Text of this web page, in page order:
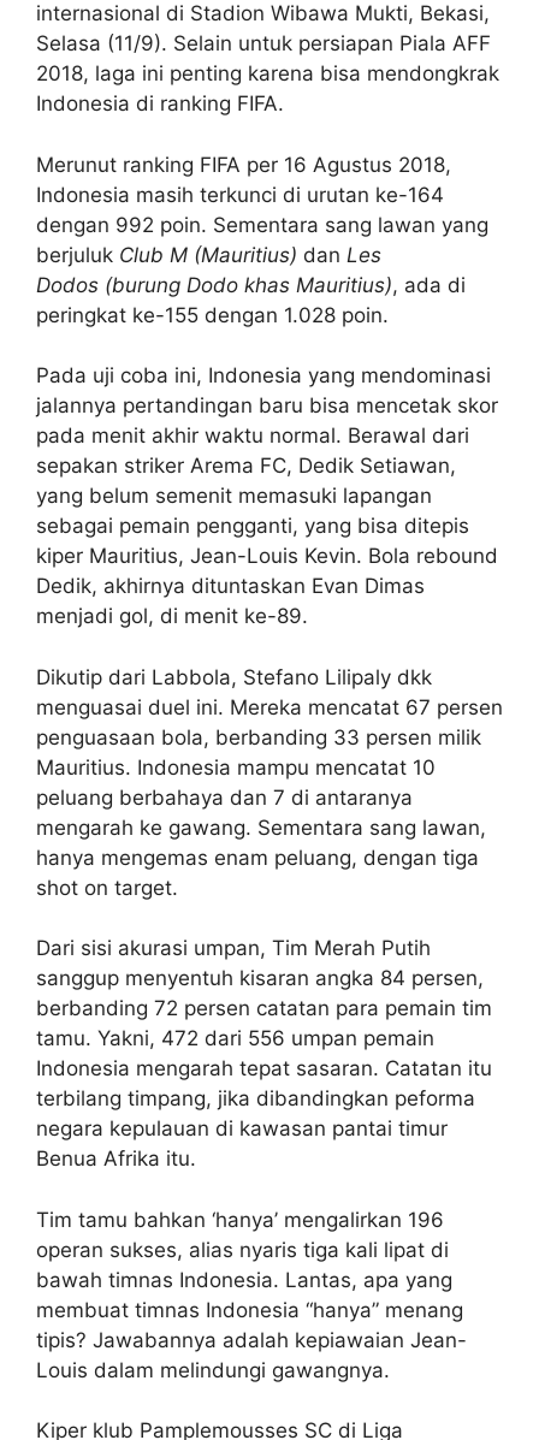
internasional di Stadion Wibawa Mukti, Bekasi,
Selasa (11/9). Selain untuk persiapan Piala AFF
2018, laga ini penting karena bisa mendongkrak
Indonesia di ranking FIFA.
Merunut ranking FIFA per 16 Agustus 2018,
Indonesia masih terkunci di urutan ke-164
dengan 992 poin. Sementara sang lawan yang
berjuluk Club M (Mauritius) dan Les
Dodos (burung Dodo khas Mauritius), ada di
peringkat ke-155 dengan 1.028 poin.
Pada uji coba ini, Indonesia yang mendominasi
jalannya pertandingan baru bisa mencetak skor
pada menit akhir waktu normal. Berawal dari
sepakan striker Arema FC, Dedik Setiawan,
yang belum semenit memasuki lapangan
sebagai pemain pengganti, yang bisa ditepis
kiper Mauritius, Jean-Louis Kevin. Bola rebound
Dedik, akhirnya dituntaskan Evan Dimas
menjadi gol, di menit ke-89.
Dikutip dari Labbola, Stefano Lilipaly dkk
menguasai duel ini. Mereka mencatat 67 persen
penguasaan bola, berbanding 33 persen milik
Mauritius. Indonesia mampu mencatat 10
peluang berbahaya dan 7 di antaranya
mengarah ke gawang. Sementara sang lawan,
hanya mengemas enam peluang, dengan tiga
shot on target.
Dari sisi akurasi umpan, Tim Merah Putih
sanggup menyentuh kisaran angka 84 persen,
berbanding 72 persen catatan para pemain tim
tamu. Yakni, 472 dari 556 umpan pemain
Indonesia mengarah tepat sasaran. Catatan itu
terbilang timpang, jika dibandingkan peforma
negara kepulauan di kawasan pantai timur
Benua Afrika itu.
Tim tamu bahkan ‘hanya’ mengalirkan 196
operan sukses, alias nyaris tiga kali lipat di
bawah timnas Indonesia. Lantas, apa yang
membuat timnas Indonesia “hanya” menang
tipis? Jawabannya adalah kepiawaian Jean-
Louis dalam melindungi gawangnya.
Kiper klub Pamplemousses SC di Liga